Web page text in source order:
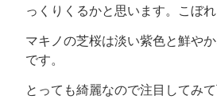
っくりくるかと思います。こぼれ
マキノの芝桜は淡い紫色と鮮や
です。
とっても綺麗なので注目してみて